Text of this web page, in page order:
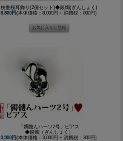
枝垂桜耳飾り(2個セット)◆銀燭(ぎんしょく)
8,800円(本体価格：8,000円 + 消費税：800円)
「髑髏んハーツ2号」ピアス
◆銀燭（ぎんしょく）
3,300円(本体価格：3,000円 + 消費税：300円)